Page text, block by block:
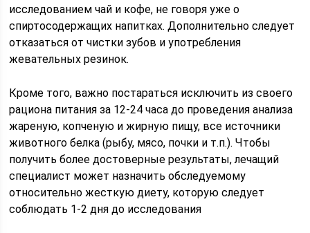
исследованием чай и кофе, не говоря уже о
спиртосодержащих напитках. Дополнительно следует
отказаться от чистки зубов и употребления
жевательных резинок.
Кроме того, важно постараться исключить из своего
рациона питания за 12-24 часа до проведения анализа
жареную, копченую и жирную пищу, все источники
животного белка (рыбу, мясо, почки и т.п.). Чтобы
получить более достоверные результаты, лечащий
специалист может назначить обследуемому
относительно жесткую диету, которую следует
соблюдать 1-2 дня до исследования